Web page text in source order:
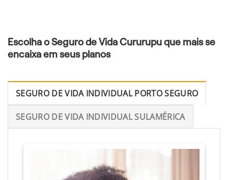
Escolha o Seguro de Vida Cururupu que mais se
encaixa em seus planos
SEGURO DE VIDA INDIVIDUAL PORTO SEGURO
SEGURO DE VIDA INDIVIDUAL SULAMÉRICA